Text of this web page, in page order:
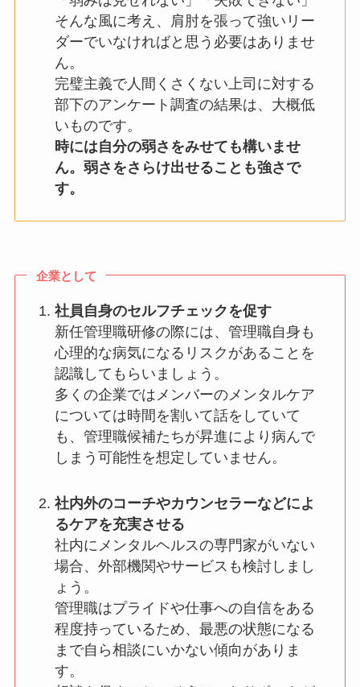
そんな風に考え、肩肘を張って強いリー
ダーでいなければと思う必要はありませ
ん。
完璧主義で人間くさくない上司に対する
部下のアンケート調査の結果は、大概低
いものです。
時には自分の弱さをみせても構いませ
ん。弱さをさらけ出せることも強さで
す。
企業として
社員自身のセルフチェックを促す
新任管理職研修の際には、管理職自身も
心理的な病気になるリスクがあることを
認識してもらいましょう。
多くの企業ではメンバーのメンタルケア
については時間を割いて話をしていて
も、管理職候補たちが昇進により病んで
しまう可能性を想定していません。
社内外のコーチやカウンセラーなどによ
るケアを充実させる
社内にメンタルヘルスの専門家がいない
場合、外部機関やサービスも検討しまし
ょう。
管理職はプライドや仕事への自信をある
程度持っているため、最悪の状態になる
まで自ら相談にいかない傾向がありま
す。